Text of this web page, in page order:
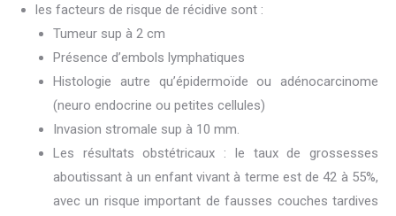
les facteurs de risque de récidive sont :
Tumeur sup à 2 cm
Présence d’embols lymphatiques
Histologie autre qu’épidermoïde ou adénocarcinome
(neuro endocrine ou petites cellules)
Invasion stromale sup à 10 mm.
Les résultats obstétricaux : le taux de grossesses
aboutissant à un enfant vivant à terme est de 42 à 55%,
avec un risque important de fausses couches tardives